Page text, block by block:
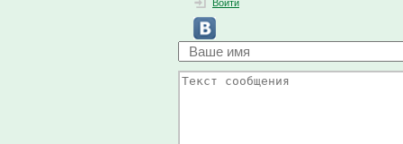
Войти